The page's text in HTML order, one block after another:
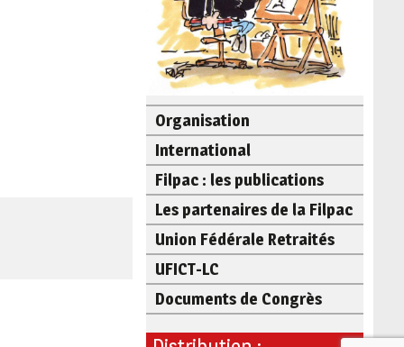
Organisation
International
Filpac : les publications
Les partenaires de la Filpac
Union Fédérale Retraités
UFICT-LC
Documents de Congrès